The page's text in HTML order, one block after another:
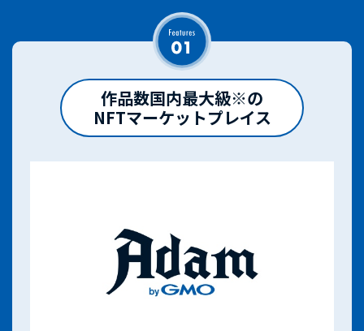
作品数国内最大級※の
NFTマーケットプレイス